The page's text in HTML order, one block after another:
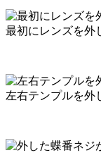
最初にレンズを外
左右テンプルを外